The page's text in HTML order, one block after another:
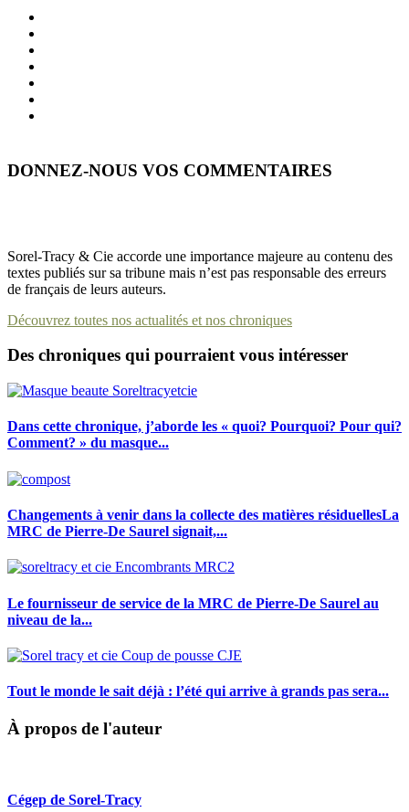
DONNEZ-NOUS VOS COMMENTAIRES
Sorel-Tracy & Cie accorde une importance majeure au contenu des
textes publiés sur sa tribune mais n’est pas responsable des erreurs
de français de leurs auteurs.
Découvrez toutes nos actualités et nos chroniques
Des chroniques qui pourraient vous intéresser
Dans cette chronique, j’aborde les « quoi? Pourquoi? Pour qui?
Comment? » du masque...
Changements à venir dans la collecte des matières résiduellesLa
MRC de Pierre-De Saurel signait,...
Le fournisseur de service de la MRC de Pierre-De Saurel au
niveau de la...
Tout le monde le sait déjà : l’été qui arrive à grands pas sera...
À propos de l'auteur
Cégep de Sorel-Tracy